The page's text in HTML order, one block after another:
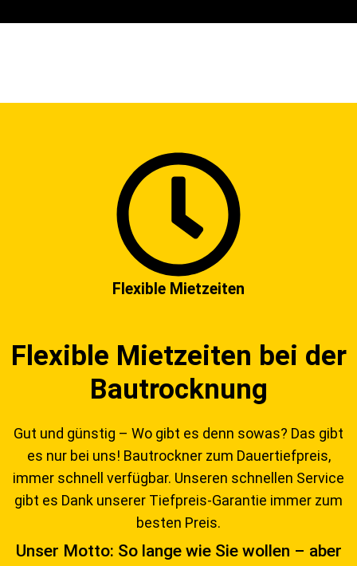
Flexible Mietzeiten
Flexible Mietzeiten bei der
Bautrocknung
Gut und günstig – Wo gibt es denn sowas? Das gibt
es nur bei uns! Bautrockner zum Dauertiefpreis,
immer schnell verfügbar. Unseren schnellen Service
gibt es Dank unserer Tiefpreis-Garantie immer zum
besten Preis.
Unser Motto: So lange wie Sie wollen – aber